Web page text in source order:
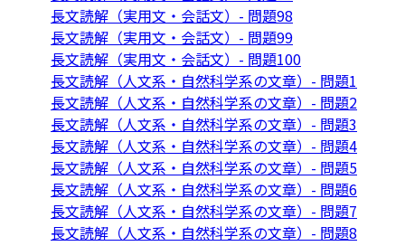
長文読解（実用文・会話文）- 問題98
長文読解（実用文・会話文）- 問題99
長文読解（実用文・会話文）- 問題100
長文読解（人文系・自然科学系の文章）- 問題1
長文読解（人文系・自然科学系の文章）- 問題2
長文読解（人文系・自然科学系の文章）- 問題3
長文読解（人文系・自然科学系の文章）- 問題4
長文読解（人文系・自然科学系の文章）- 問題5
長文読解（人文系・自然科学系の文章）- 問題6
長文読解（人文系・自然科学系の文章）- 問題7
長文読解（人文系・自然科学系の文章）- 問題8